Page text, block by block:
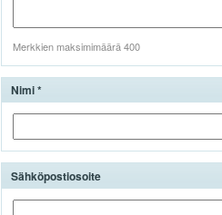
Merkkien maksimimäärä 400
Nimi
Sähköpostiosoite